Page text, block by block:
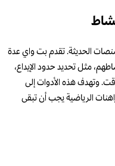
الحديثة. تقدم بت واي عدة
مثل تحديد حدود الإيداع،
وتهدف هذه الأدوات إلى
الرياضية يجب أن تبقى